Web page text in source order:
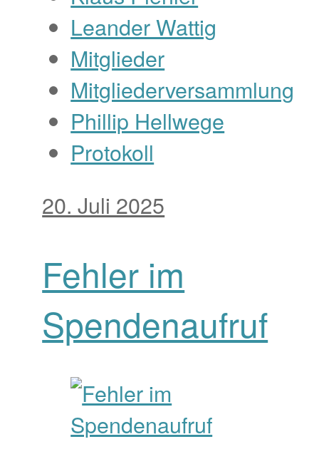
Leander Wattig
Mitglieder
Mitgliederversammlung
Phillip Hellwege
Protokoll
20. Juli 2025
Fehler im
Spendenaufruf